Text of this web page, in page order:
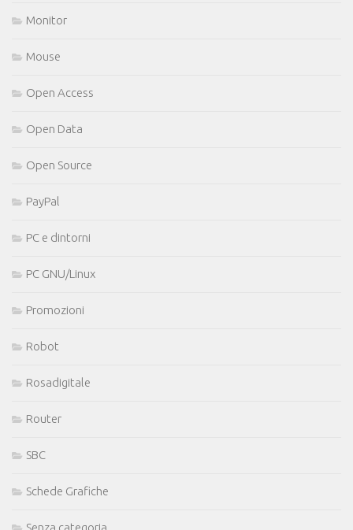
Monitor
Mouse
Open Access
Open Data
Open Source
PayPal
PC e dintorni
PC GNU/Linux
Promozioni
Robot
Rosadigitale
Router
SBC
Schede Grafiche